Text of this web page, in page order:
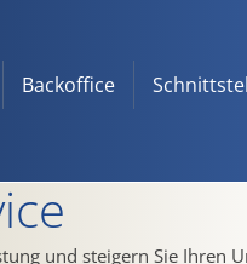
Backoffice
und steigern Sie Ihren